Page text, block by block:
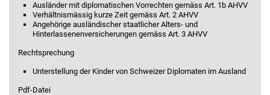
Ausländer mit diplomatischen Vorrechten gemäss Art. 1b AHVV
Verhältnismässig kurze Zeit gemäss Art. 2 AHVV
Angehörige ausländischer staatlicher Alters- und
Hinterlassenenversicherungen gemäss Art. 3 AHVV
Rechtsprechung
Unterstellung der Kinder von Schweizer Diplomaten im Ausland
Pdf-Datei